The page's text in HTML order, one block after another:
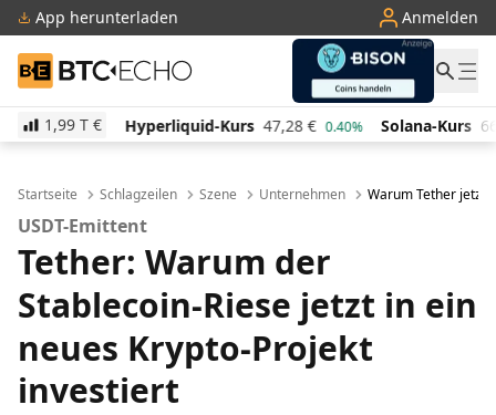
App herunterladen Anmelden
BTC-ECHO
1,99 T €
Hyperliquid-Kurs 47,28 € 0.40% Solana-Kurs 66,06 € 2.00%
Startseite Schlagzeilen Szene Unternehmen Warum Tether jetzt
USDT-Emittent
Tether: Warum der
Stablecoin-Riese jetzt in ein
neues Krypto-Projekt
investiert